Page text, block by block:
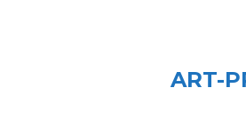
ART-